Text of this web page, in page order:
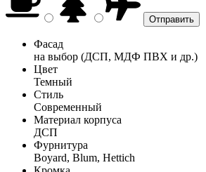
Фасад
на выбор (ДСП, МДФ ПВХ и др.)
Цвет
Темный
Стиль
Современный
Материал корпуса
ДСП
Фурнитура
Boyard, Blum, Hettich